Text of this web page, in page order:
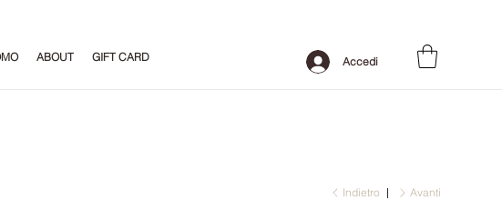
Accedi
ABOUT GIFT CARD
Indietro Avanti